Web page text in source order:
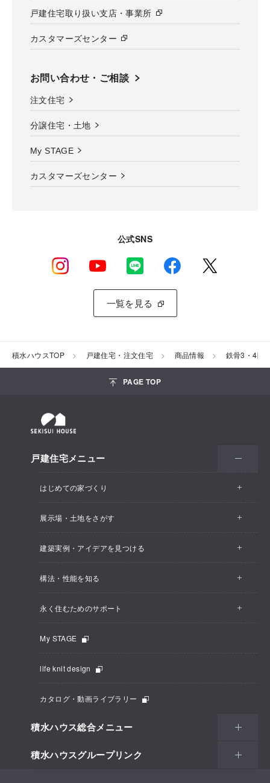
戸建住宅取り扱い支店・事業所
カスタマーズセンター
お問い合わせ・ご相談
注文住宅
分譲住宅・土地
My STAGE
カスタマーズセンター
公式SNS
一覧を見る
積水ハウスTOP 戸建住宅・注文住宅 商品情報 鉄骨3・4階
PAGE TOP
戸建住宅メニュー
はじめての家づくり
展示場・土地をさがす
建築実例・アイデアを見つける
構法・性能を知る
永く住むためのサポート
My STAGE
life knit design
カタログ・動画ライブラリー
積水ハウス総合メニュー
積水ハウスグループリンク